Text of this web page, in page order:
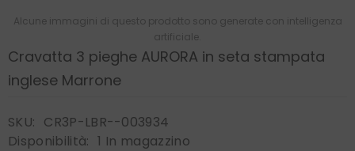
Alcune immagini di questo prodotto sono generate con intelligenza
artificiale.
Cravatta 3 pieghe AURORA in seta stampata
inglese Marrone
SKU: CR3P-LBR--003934
Disponibilità: 1 In magazzino